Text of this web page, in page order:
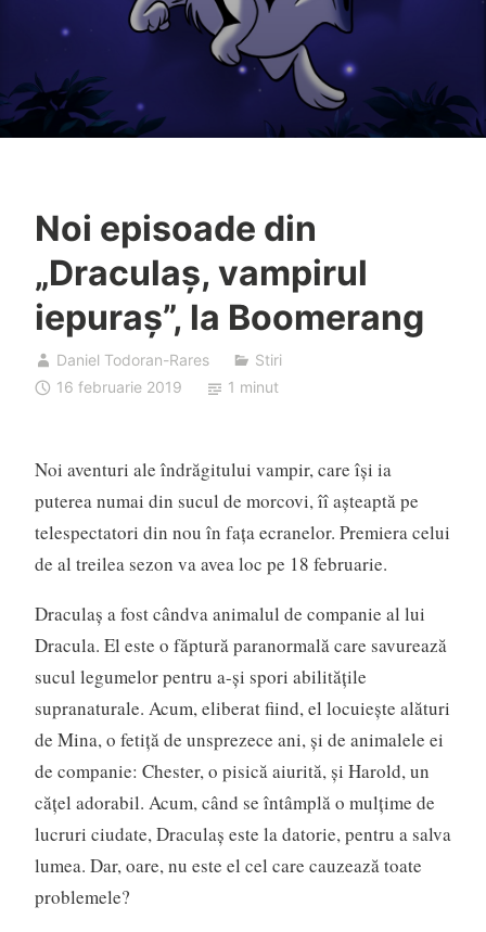
Noi episoade din
„Draculaş, vampirul
iepuraş”, la Boomerang
Daniel Todoran-Rares
Stiri
16 februarie 2019
1 minut
Noi aventuri ale îndrăgitului vampir, care îşi ia
puterea numai din sucul de morcovi, îî aşteaptă pe
telespectatori din nou în faţa ecranelor. Premiera celui
de al treilea sezon va avea loc pe 18 februarie.
Draculaș a fost cândva animalul de companie al lui
Dracula. El este o făptură paranormală care savurează
sucul legumelor pentru a-și spori abilitățile
supranaturale. Acum, eliberat fiind, el locuiește alături
de Mina, o fetiță de unsprezece ani, și de animalele ei
de companie: Chester, o pisică aiurită, și Harold, un
cățel adorabil. Acum, când se întâmplă o mulțime de
lucruri ciudate, Draculaș este la datorie, pentru a salva
lumea. Dar, oare, nu este el cel care cauzează toate
problemele?